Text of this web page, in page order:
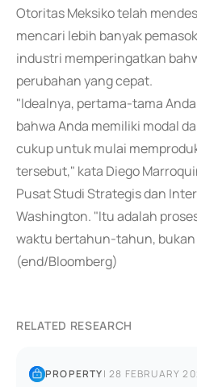
Otoritas Meksiko telah
mencari lebih banyak
industri memperingatkan
perubahan yang cepat.
"Idealnya, pertama-tama
bahwa Anda memiliki modal
cukup untuk mulai
tersebut," kata Diego
Pusat Studi Strategis dan
Washington. "Itu adalah
waktu bertahun-tahun, bukan
(end/Bloomberg)
RELATED RESEARCH
PROPERTY|28 FEBRUARY